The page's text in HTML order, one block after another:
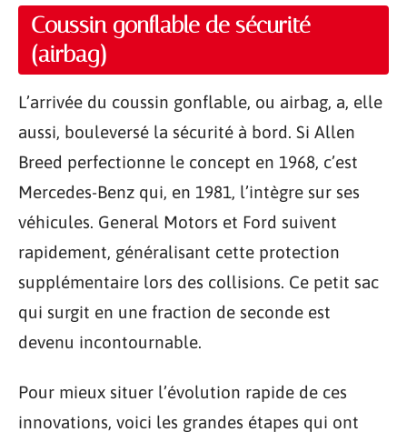
Coussin gonflable de sécurité
(airbag)
L’arrivée du coussin gonflable, ou airbag, a, elle
aussi, bouleversé la sécurité à bord. Si Allen
Breed perfectionne le concept en 1968, c’est
Mercedes-Benz qui, en 1981, l’intègre sur ses
véhicules. General Motors et Ford suivent
rapidement, généralisant cette protection
supplémentaire lors des collisions. Ce petit sac
qui surgit en une fraction de seconde est
devenu incontournable.
Pour mieux situer l’évolution rapide de ces
innovations, voici les grandes étapes qui ont